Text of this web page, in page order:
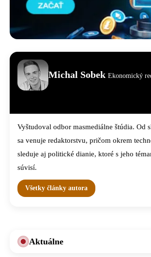
Michal Sobek Ekonomický
Vyštudoval odbor masmediálne štúdia. Od
sa venuje redaktorstvu, pričom okrem
sleduje aj politické dianie, ktoré s jeho
súvisí.
Všetky články autora
Aktuálne